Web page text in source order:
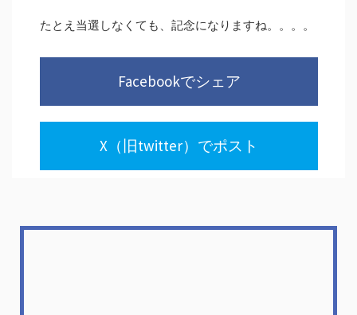
たとえ当選しなくても、記念になりますね。。。。
Facebookでシェア
X（旧twitter）でポスト